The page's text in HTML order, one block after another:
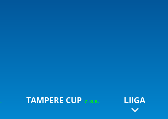
TAMPERE CUP 7.-8.8. LIIGA